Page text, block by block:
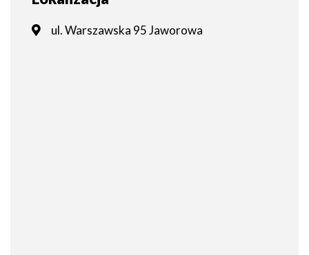
ul. Warszawska 95 Jaworowa